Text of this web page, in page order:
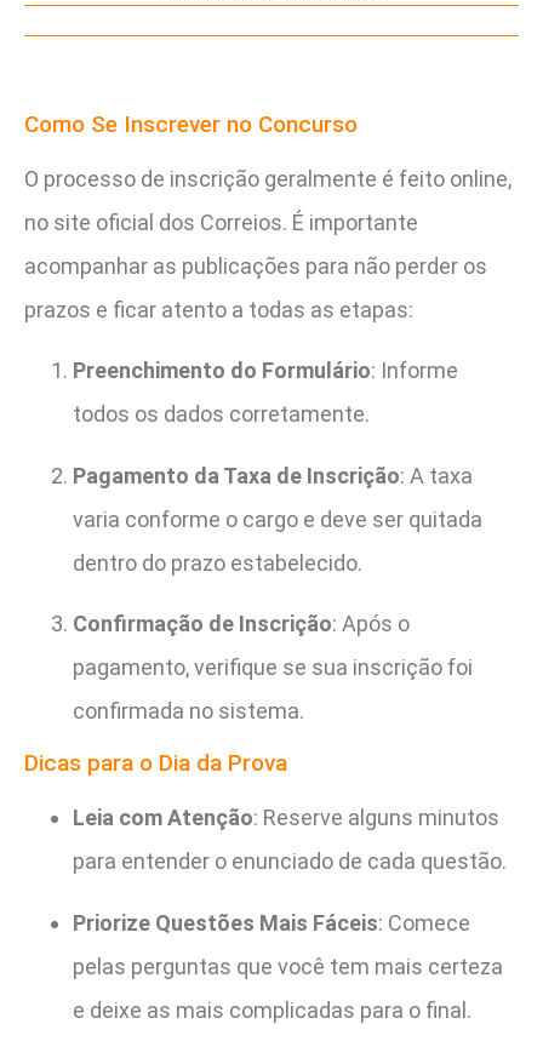
Como Se Inscrever no Concurso
O processo de inscrição geralmente é feito online,
no site oficial dos Correios. É importante
acompanhar as publicações para não perder os
prazos e ficar atento a todas as etapas:
Preenchimento do Formulário: Informe
todos os dados corretamente.
Pagamento da Taxa de Inscrição: A taxa
varia conforme o cargo e deve ser quitada
dentro do prazo estabelecido.
Confirmação de Inscrição: Após o
pagamento, verifique se sua inscrição foi
confirmada no sistema.
Dicas para o Dia da Prova
Leia com Atenção: Reserve alguns minutos
para entender o enunciado de cada questão.
Priorize Questões Mais Fáceis: Comece
pelas perguntas que você tem mais certeza
e deixe as mais complicadas para o final.